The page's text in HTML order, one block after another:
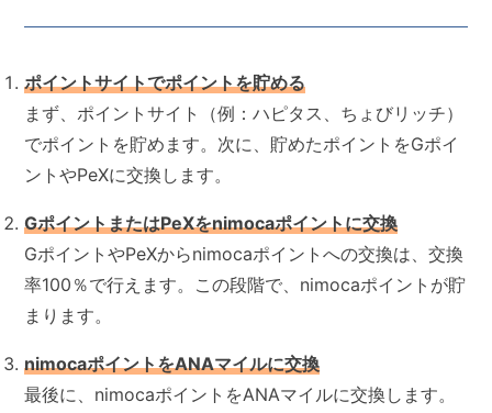
ポイントサイトでポイントを貯める
まず、ポイントサイト（例：ハピタス、ちょびリッチ）
でポイントを貯めます。次に、貯めたポイントをGポイ
ントやPeXに交換します。
GポイントまたはPeXをnimocaポイントに交換
GポイントやPeXからnimocaポイントへの交換は、交換
率100％で行えます。この段階で、nimocaポイントが貯
まります。
nimocaポイントをANAマイルに交換
最後に、nimocaポイントをANAマイルに交換します。